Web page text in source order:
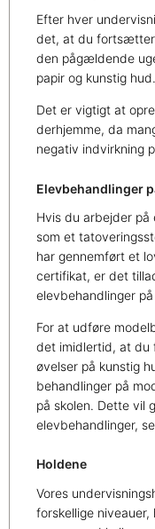
Efter hver
det, at du fortsætter
den pågældende
papir og kunstig hud.
Det er vigtigt at
derhjemme, da
negativ indvirkning
Elevbehandlinger
Hvis du arbejder på
som et
har gennemført et
certifikat, er det
elevbehandlinger
For at udføre
det imidlertid, at du
øvelser på kunstig
behandlinger på
på skolen. Dette vil
elevbehandlinger,
Holdene
Vores
forskellige